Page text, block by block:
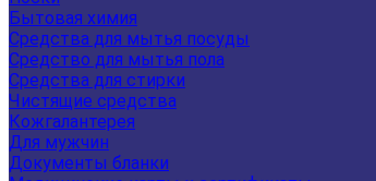
Бытовая химия
Средства для мытья посуды
Средство для мытья пола
Средства для стирки
Чистящие средства
Кожгалантерея
Для мужчин
Документы бланки